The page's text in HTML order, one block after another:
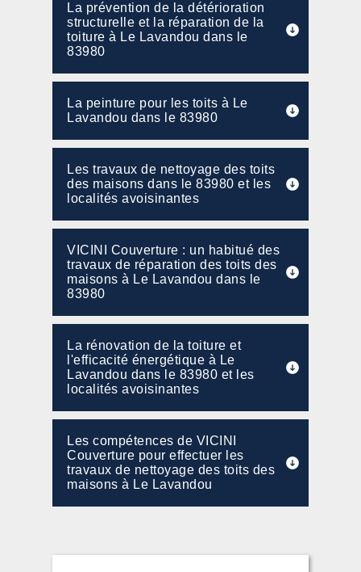
La prévention de la détérioration
structurelle et la réparation de la
toiture à Le Lavandou dans le
83980
La peinture pour les toits à Le
Lavandou dans le 83980
Les travaux de nettoyage des toits
des maisons dans le 83980 et les
localités avoisinantes
VICINI Couverture : un habitué des
travaux de réparation des toits des
maisons à Le Lavandou dans le
83980
La rénovation de la toiture et
l'efficacité énergétique à Le
Lavandou dans le 83980 et les
localités avoisinantes
Les compétences de VICINI
Couverture pour effectuer les
travaux de nettoyage des toits des
maisons à Le Lavandou